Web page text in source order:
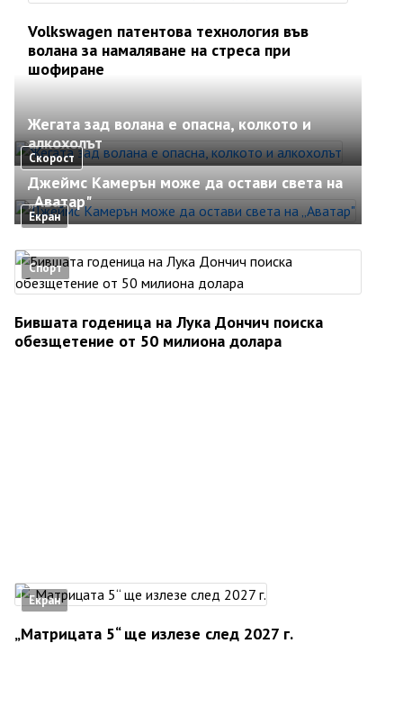
Volkswagen патентова технология във
волана за намаляване на стреса при
шофиране
Скорост
Жегата зад волана е опасна, колкото и
алкохолът
Екран
Джеймс Камерън може да остави света на
„Аватар"
Спорт
Бившата годеница на Лука Дончич поиска
обезщетение от 50 милиона долара
Екран
„Матрицата 5“ ще излезе след 2027 г.